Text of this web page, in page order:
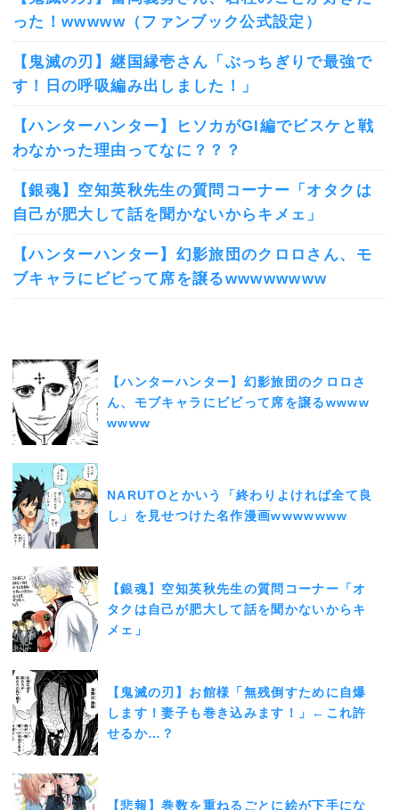
った！wwwww（ファンブック公式設定）
【鬼滅の刃】継国縁壱さん「ぶっちぎりで最強で
す！日の呼吸編み出しました！」
【ハンターハンター】ヒソカがGI編でビスケと戦
わなかった理由ってなに？？？
【銀魂】空知英秋先生の質問コーナー「オタクは
自己が肥大して話を聞かないからキメェ」
【ハンターハンター】幻影旅団のクロロさん、モ
ブキャラにビビって席を譲るwwwwwwww
【ハンターハンター】幻影旅団のクロロさ
ん、モブキャラにビビって席を譲るwwww
wwww
NARUTOとかいう「終わりよければ全て良
し」を見せつけた名作漫画wwwwwww
【銀魂】空知英秋先生の質問コーナー「オ
タクは自己が肥大して話を聞かないからキ
メェ」
【鬼滅の刃】お館様「無残倒すために自爆
します！妻子も巻き込みます！」←これ許
せるか…？
【悲報】巻数を重ねるごとに絵が下手にな